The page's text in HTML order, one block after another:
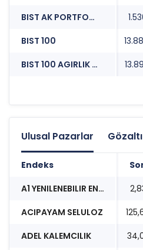
BIST AK PORTFOY SABANCI TOPLULUGU SIRKETLERI
BIST 100
BIST 100 AGIRLIK SINIRLAMALI 10
Ulusal Pazarlar
Endeks
A1 YENILENEBILIR ENERJI
ACIPAYAM SELULOZ
ADEL KALEMCILIK